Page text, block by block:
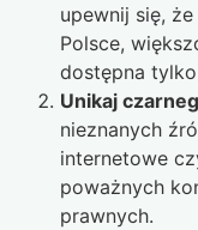
upewnij się,
Polsce,
dostępna
Unikaj
nieznanych
internetowe
poważnych
prawnych.